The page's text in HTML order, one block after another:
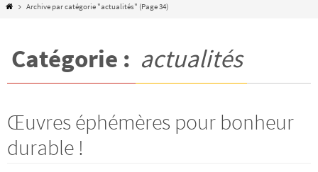
HomeArchive par catégorie "actualités" (Page 34)
Catégorie : actualités
Œuvres éphémères pour bonheur
durable !